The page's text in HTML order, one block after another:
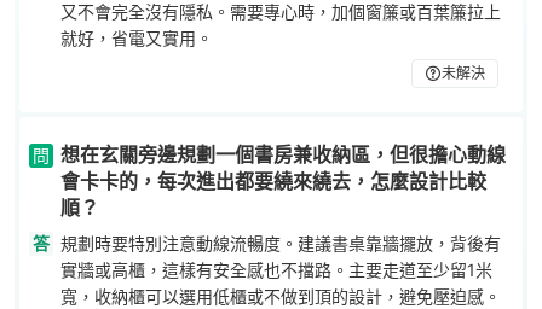
又不會完全沒有隱私。需要專心時，加個窗簾或百葉簾拉上
就好，省電又實用。
未解決
問 想在玄關旁邊規劃一個書房兼收納區，但很擔心動線
會卡卡的，每次進出都要繞來繞去，怎麼設計比較
順？
答 規劃時要特別注意動線流暢度。建議書桌靠牆擺放，背後有
實牆或高櫃，這樣有安全感也不擋路。主要走道至少留1米
寬，收納櫃可以選用低櫃或不做到頂的設計，避免壓迫感。